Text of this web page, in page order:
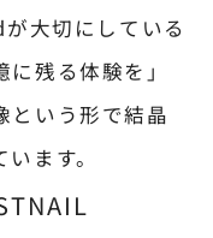
大切にしている
残る体験を」
という形で結晶
ます。